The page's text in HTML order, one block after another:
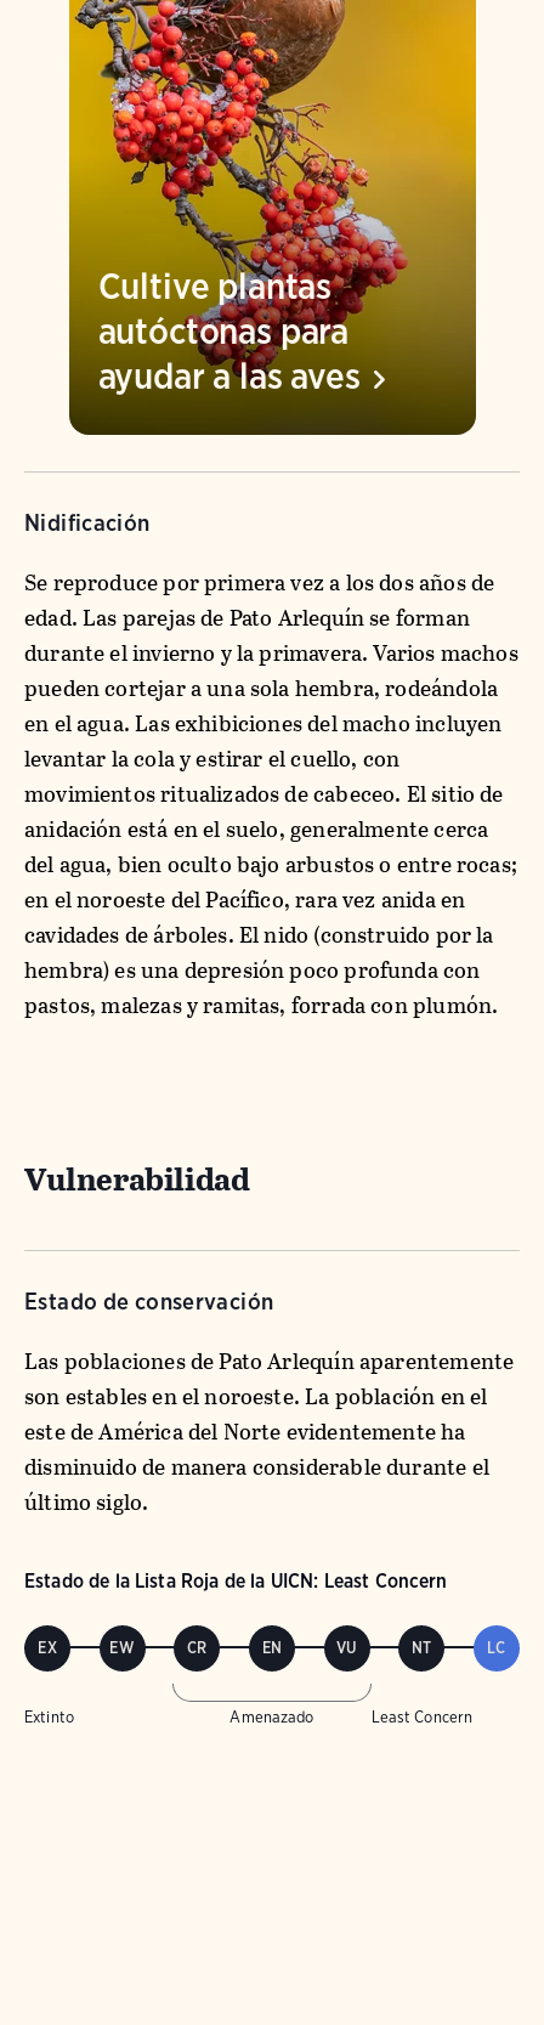
Cultive plantas
autóctonas para
ayudar a las aves
Nidificación
Se reproduce por primera vez a los dos años de
edad. Las parejas de Pato Arlequín se forman
durante el invierno y la primavera. Varios machos
pueden cortejar a una sola hembra, rodeándola
en el agua. Las exhibiciones del macho incluyen
levantar la cola y estirar el cuello, con
movimientos ritualizados de cabeceo. El sitio de
anidación está en el suelo, generalmente cerca
del agua, bien oculto bajo arbustos o entre rocas;
en el noroeste del Pacífico, rara vez anida en
cavidades de árboles. El nido (construido por la
hembra) es una depresión poco profunda con
pastos, malezas y ramitas, forrada con plumón.
Vulnerabilidad
Estado de conservación
Las poblaciones de Pato Arlequín aparentemente
son estables en el noroeste. La población en el
este de América del Norte evidentemente ha
disminuido de manera considerable durante el
último siglo.
Estado de la Lista Roja de la UICN: Least Concern
EX EW CR EN VU NT LC
Extinto Amenazado Least Concern